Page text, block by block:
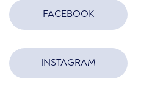
FACEBOOK
INSTAGRAM